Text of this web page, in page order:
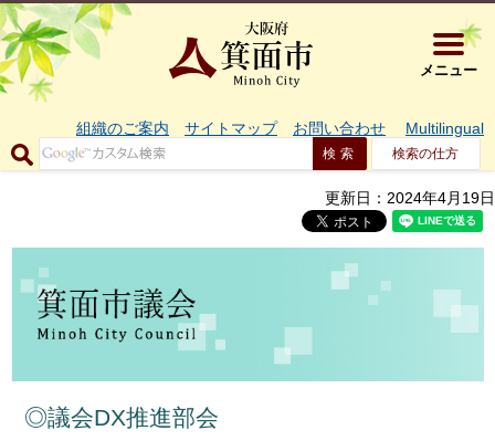
大阪府箕
メニュー
組織のご案内 サイトマップ お問い合わせ Multilingual
検索の仕方
更新日：2024年4月19日
◎議会DX推進部会